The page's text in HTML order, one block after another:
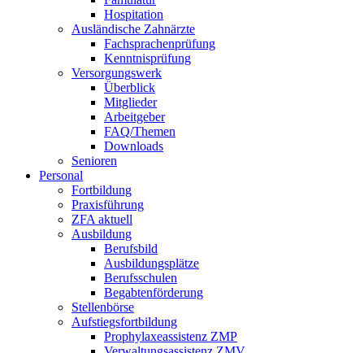
Hospitation
Ausländische Zahnärzte
Fachsprachenprüfung
Kenntnisprüfung
Versorgungswerk
Überblick
Mitglieder
Arbeitgeber
FAQ/Themen
Downloads
Senioren
Personal
Fortbildung
Praxisführung
ZFA aktuell
Ausbildung
Berufsbild
Ausbildungsplätze
Berufsschulen
Begabtenförderung
Stellenbörse
Aufstiegsfortbildung
Prophylaxeassistenz ZMP